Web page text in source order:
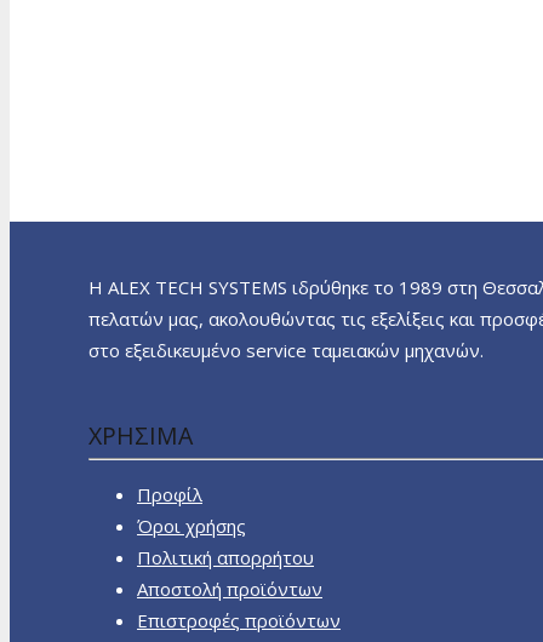
H ALEX TECH SYSTEMS ιδρύθηκε το 1989 στη
πελατών μας, ακολουθώντας τις εξελίξεις και
στο εξειδικευμένο service ταμειακών μηχανών.
ΧΡΗΣΙΜΑ
Προφίλ
Όροι χρήσης
Πολιτική απορρήτου
Αποστολή προϊόντων
Επιστροφές προϊόντων